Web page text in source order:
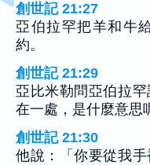
創世記 21:27
亞伯拉罕把羊和牛
約。
創世記 21:29
亞比米勒問亞伯拉
在一處，是什麼意思
創世記 21:30
他說：「你要從我